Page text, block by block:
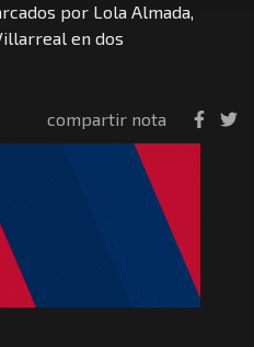
por Lola Almada,
en dos
compartir nota